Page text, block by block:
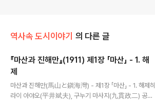
역사속 도시이야기 의 다른 글
『마산과 진해만』(1911) 제1장 「마산」 - 1. 해
제
마산과 진해만(馬山と鎭海灣) - 제1장 「마산」 - 1. 해제히
라이 아야오(平井斌夫), 구누기 마사지(九貫政二) 공저